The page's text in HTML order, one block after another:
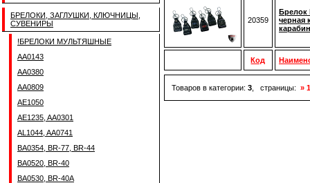
БРЕЛОКИ, ЗАГЛУШКИ, КЛЮЧНИЦЫ,
СУВЕНИРЫ
!БРЕЛОКИ МУЛЬТЯШНЫЕ
AA0143
AA0380
AA0809
AE1050
AE1235, AA0301
AL1044, AA0741
BA0354, BR-77, BR-44
BA0520, BR-40
BA0530, BR-40A
20359
Брелок
черная
Код
Товаров в категории: 3 , страницы: »